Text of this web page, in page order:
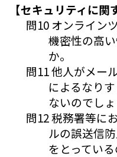
【セキュリティに関
問10 オンライン
機密性の高
か。
問11 他人がメー
によるなり
ないのでしょ
問12 税務署等に
ルの誤送信
をとっている